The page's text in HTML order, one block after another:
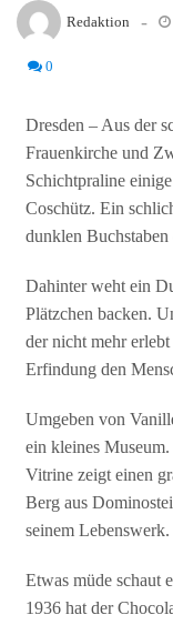
Redaktion -
0
Dresden – Aus der
Frauenkirche und
Schichtpraline
Coschütz. Ein
dunklen
Dahinter weht ein
Plätzchen backen.
der nicht mehr
Erfindung den
Umgeben von
ein kleines
Vitrine zeigt einen
Berg aus
seinem Lebenswerk.
Etwas müde schaut
1936 hat der